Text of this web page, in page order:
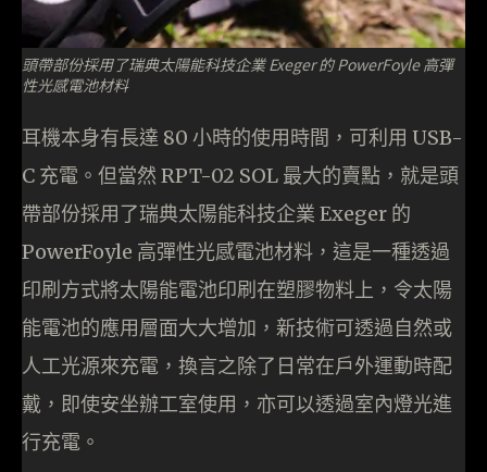
頭帶部份採用了瑞典太陽能科技企業 Exeger 的 PowerFoyle 高彈
性光感電池材料
耳機本身有長達 80 小時的使用時間，可利用 USB-
C 充電。但當然 RPT-02 SOL 最大的賣點，就是頭
帶部份採用了瑞典太陽能科技企業 Exeger 的
PowerFoyle 高彈性光感電池材料，這是一種透過
印刷方式將太陽能電池印刷在塑膠物料上，令太陽
能電池的應用層面大大增加，新技術可透過自然或
人工光源來充電，換言之除了日常在戶外運動時配
戴，即使安坐辦工室使用，亦可以透過室內燈光進
行充電。